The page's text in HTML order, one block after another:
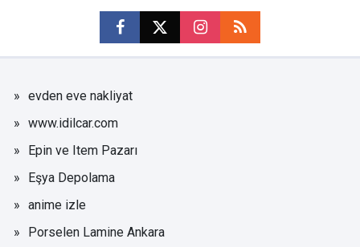
evden eve nakliyat
www.idilcar.com
Epin ve Item Pazarı
Eşya Depolama
anime izle
Porselen Lamine Ankara